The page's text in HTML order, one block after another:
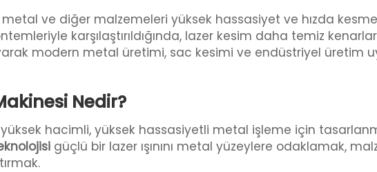
ve diğer malzemeleri yüksek hassasiyet ve hızda
karşılaştırıldığında, lazer kesim daha temiz
modern metal üretimi, sac kesimi ve endüstriyel üretim
Nedir?
yüksek hacimli, yüksek hassasiyetli metal işleme için
güçlü bir lazer ışınını metal yüzeylere odaklamak,